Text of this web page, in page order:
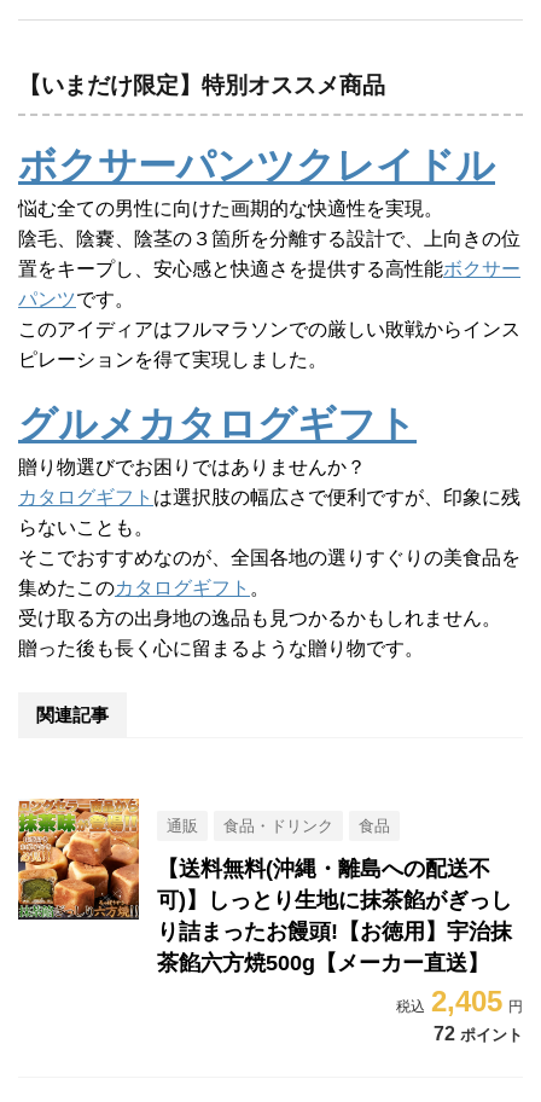
【いまだけ限定】特別オススメ商品
ボクサーパンツクレイドル
悩む全ての男性に向けた画期的な快適性を実現。
陰毛、陰嚢、陰茎の３箇所を分離する設計で、上向きの位
置をキープし、安心感と快適さを提供する高性能ボクサー
パンツです。
このアイディアはフルマラソンでの厳しい敗戦からインス
ピレーションを得て実現しました。
グルメカタログギフト
贈り物選びでお困りではありませんか？
カタログギフト は選択肢の幅広さで便利ですが、印象に残
らないことも。
そこでおすすめなのが、全国各地の選りすぐりの美食品を
集めたこのカタログギフト 。
受け取る方の出身地の逸品も見つかるかもしれません。
贈った後も長く心に留まるような贈り物です。
関連記事
通販 食品・ドリンク 食品
【送料無料(沖縄・離島への配送不
可)】しっとり生地に抹茶餡がぎっし
り詰まったお饅頭!【お徳用】宇治抹
茶餡六方焼500g【メーカー直送】
2,405
72 ポイント